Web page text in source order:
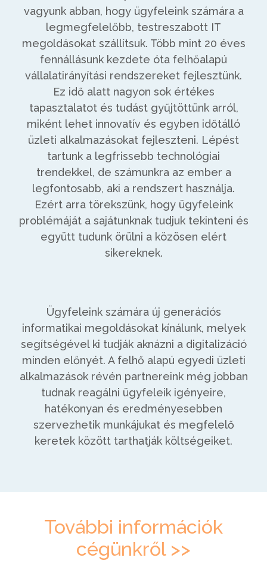
vagyunk abban, hogy ügyfeleink számára a
legmegfelelőbb, testreszabott IT
megoldásokat szállítsuk. Több mint 20 éves
fennállásunk kezdete óta felhőalapú
vállalatirányítási rendszereket fejlesztünk.
Ez idő alatt nagyon sok értékes
tapasztalatot és tudást gyűjtöttünk arról,
miként lehet innovatív és egyben időtálló
üzleti alkalmazásokat fejleszteni. Lépést
tartunk a legfrissebb technológiai
trendekkel, de számunkra az ember a
legfontosabb, aki a rendszert használja.
Ezért arra törekszünk, hogy ügyfeleink
problémáját a sajátunknak tudjuk tekinteni és
együtt tudunk örülni a közösen elért
sikereknek.
Ügyfeleink számára új generációs
informatikai megoldásokat kínálunk, melyek
segítségével ki tudják aknázni a digitalizáció
minden előnyét. A felhő alapú egyedi üzleti
alkalmazások révén partnereink még jobban
tudnak reagálni ügyfeleik igényeire,
hatékonyan és eredményesebben
szervezhetik munkájukat és megfelelő
keretek között tarthatják költségeiket.
További információk
cégünkről >>